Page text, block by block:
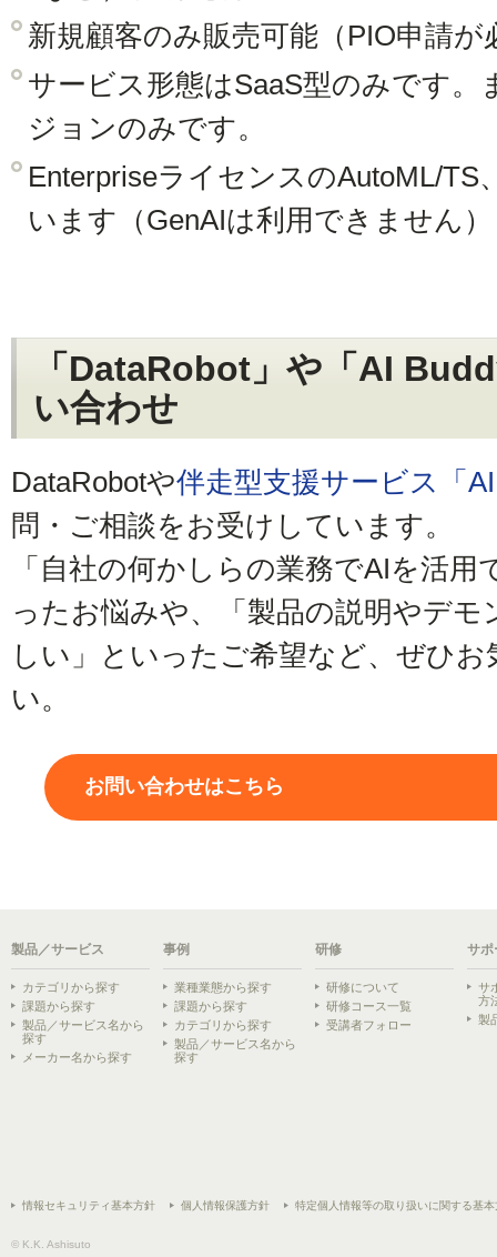
新規顧客のみ販売可能（PIO申請が
サービス形態はSaaS型のみです。
ジョンのみです。
EnterpriseライセンスのAutoML/
います（GenAIは利用できません）
「DataRobot」や「AI
い合わせ
DataRobotや伴走型支援サービス「
問・ご相談をお受けしています。
「自社の何かしらの業務でAIを活
ったお悩みや、「製品の説明やデ
しい」といったご希望など、ぜひ
い。
お問い合わせはこちら
製品／サービス
カテゴリから探す
課題から探す
製品／サービス名から
探す
メーカー名から探す
事例
業種業態から探す
課題から探す
カテゴリから探す
製品／サービス名から
探す
研修
研修について
研修コース一覧
受講者フォロー
サポ
サ
方
製
情報セキュリティ基本方針 個人情報保護方針 特定個人情報等の取り扱いに関する基本
© K.K. Ashisuto